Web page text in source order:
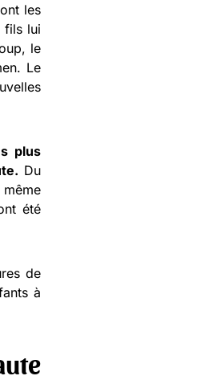
les
fils lui
le
Le
plus
Du
été
de
à